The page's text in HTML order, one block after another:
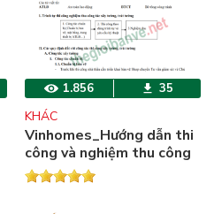
1.856 35
KHÁC
Vinhomes_Hướng dẫn thi
công và nghiệm thu công
tác xây, trát tường